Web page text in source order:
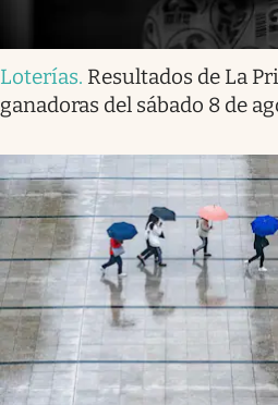
Loterías. Resultados de La
ganadoras del sábado 8 de